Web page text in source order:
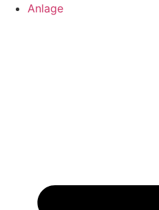
Anlage